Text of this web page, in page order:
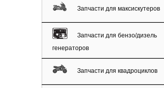
Запчасти для максискутеров
Запчасти для бензо/дизель
генераторов
Запчасти для квадроциклов